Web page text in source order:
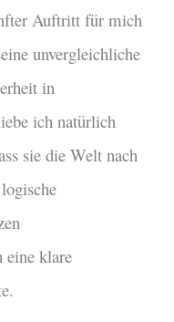
Auftritt für mich
unvergleichliche
in
ich natürlich
sie die Welt nach
eine klare